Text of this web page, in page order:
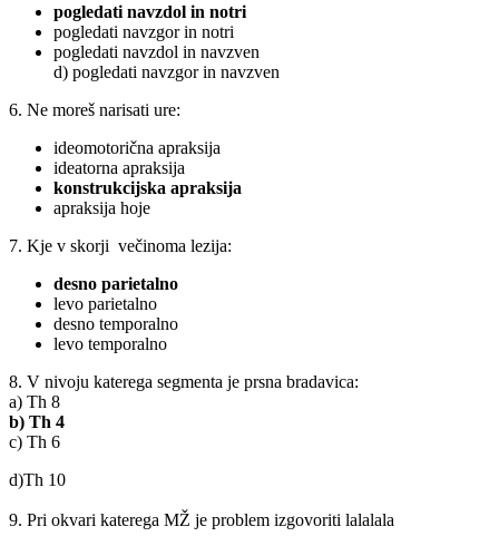
pogledati navzdol in notri
pogledati navzgor in notri
pogledati navzdol in navzven
d) pogledati navzgor in navzven
6. Ne moreš narisati ure:
ideomotorična apraksija
ideatorna apraksija
konstrukcijska apraksija
apraksija hoje
7. Kje v skorji večinoma lezija:
desno parietalno
levo parietalno
desno temporalno
levo temporalno
8. V nivoju katerega segmenta je prsna bradavica:
a) Th 8
b) Th 4
c) Th 6
d)Th 10
9. Pri okvari katerega MŽ je problem izgovoriti lalalala